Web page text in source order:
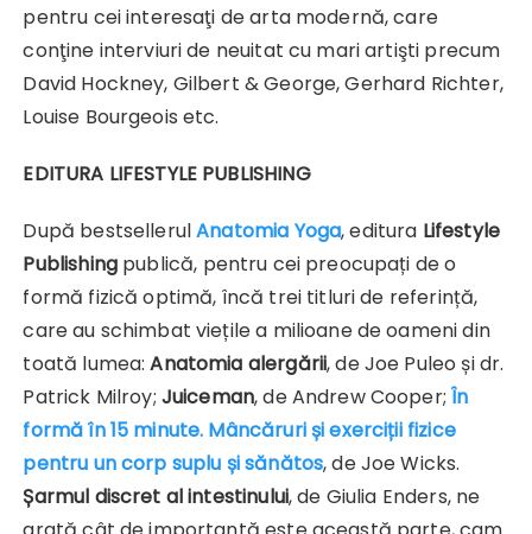
pentru cei interesaţi de arta modernă, care
conţine interviuri de neuitat cu mari artişti precum
David Hockney, Gilbert & George, Gerhard Richter,
Louise Bourgeois etc.
EDITURA LIFESTYLE PUBLISHING
După bestsellerulAnatomia Yoga, editura Lifestyle
Publishing publică, pentru cei preocupați de o
formă fizică optimă, încă trei titluri de referință,
care au schimbat viețile a milioane de oameni din
toată lumea:Anatomia alergării, de Joe Puleo și dr.
Patrick Milroy; Juiceman, de Andrew Cooper; În
formă în 15 minute. Mâncăruri și exerciții fizice
pentru un corp suplu și sănătos, de Joe Wicks.
Șarmul discret al intestinului, de Giulia Enders, ne